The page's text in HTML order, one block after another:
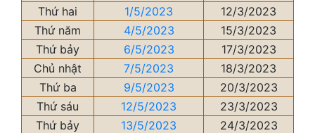
Thứ hai
1/5/2023
12/3/2023
Thứ năm
4/5/2023
15/3/2023
Thứ bảy
6/5/2023
17/3/2023
Chủ nhật
7/5/2023
18/3/2023
Thứ ba
9/5/2023
20/3/2023
Thứ sáu
12/5/2023
23/3/2023
Thứ bảy
13/5/2023
24/3/2023